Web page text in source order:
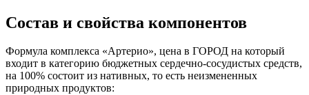
Состав и свойства компонентов
Формула комплекса «Артерио», цена в ГОРОД на который
входит в категорию бюджетных сердечно-сосудистых средств,
на 100% состоит из нативных, то есть неизмененных
природных продуктов: